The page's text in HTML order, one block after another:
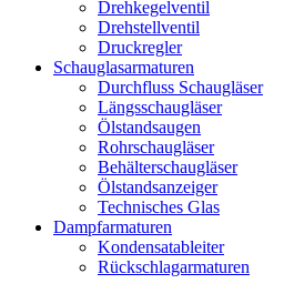
Drehkegelventil
Drehstellventil
Druckregler
Schauglas­armaturen
Durchfluss Schaugläser
Längsschaugläser
Ölstandsaugen
Rohrschaugläser
Behälterschaugläser
Ölstandsanzeiger
Technisches Glas
Dampfarmaturen
Kondensatableiter
Rückschlagarmaturen